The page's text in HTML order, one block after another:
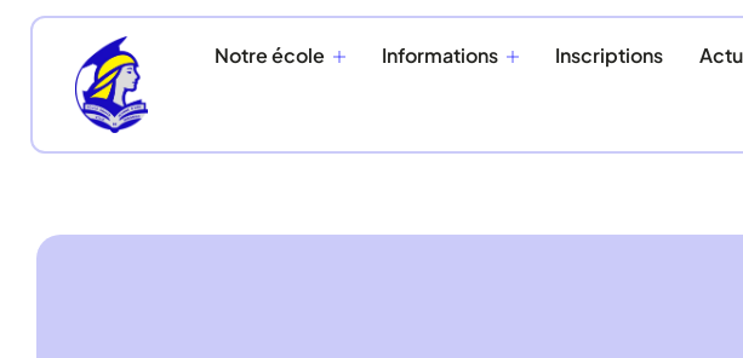
Notre école Informations Inscriptions